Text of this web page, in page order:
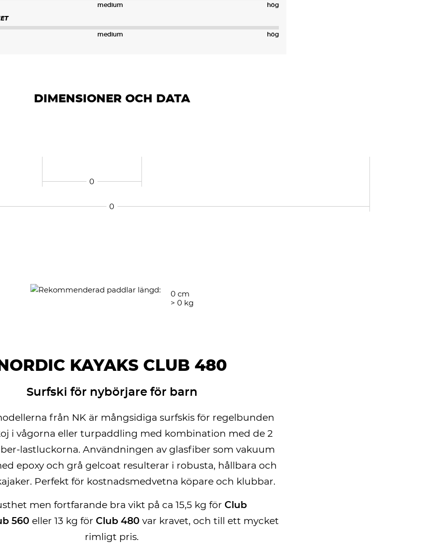
medium hög
medium hög
DIMENSIONER OCH DATA
0
0
0cm
> 0kg
KAYAKS CLUB 480
Surfski för nybörjare för barn
från NK är mångsidiga surfskis för regelbunden
i vågorna eller turpaddling med kombination med de 2
lastluckorna. Användningen av glasfiber som vakuum
epoxy och grå gelcoat resulterar i robusta, hållbara och
Perfekt för kostnadsmedvetna köpare och klubbar.
men fortfarande bra vikt på ca 15,5 kg för Club
560 eller 13 kg för Club 480 var kravet, och till ett mycket
rimligt pris.